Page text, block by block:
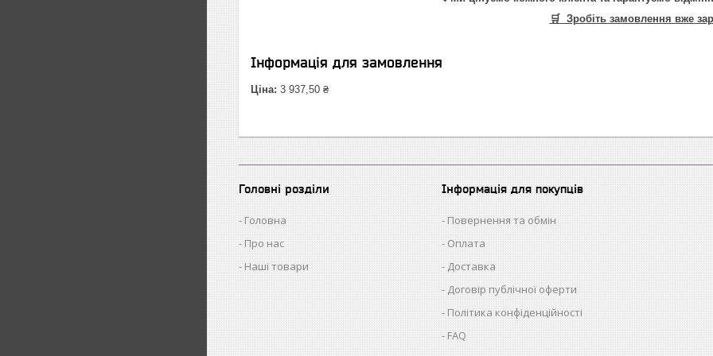
🛒 Зробіть замовлення вже
Інформація для замовлення
Ціна: 3 937,50 ₴
Головні розділи
Головна
Про нас
Наші товари
Інформація для покупців
Повернення та обмін
Оплата
Доставка
Договір публічної оферти
Політика конфіденційності
FAQ